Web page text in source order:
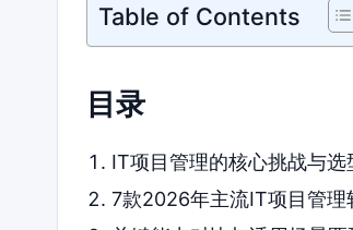
Table of Contents
目录
IT项目管理的核心挑战与选
7款2026年主流IT项目管理